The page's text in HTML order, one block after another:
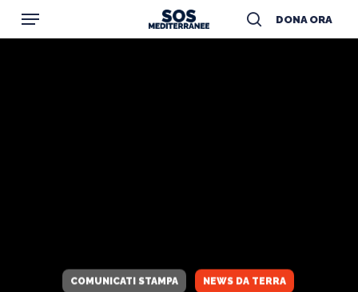
DONA ORA
search
Menu
COMUNICATI STAMPA NEWS DA TERRA